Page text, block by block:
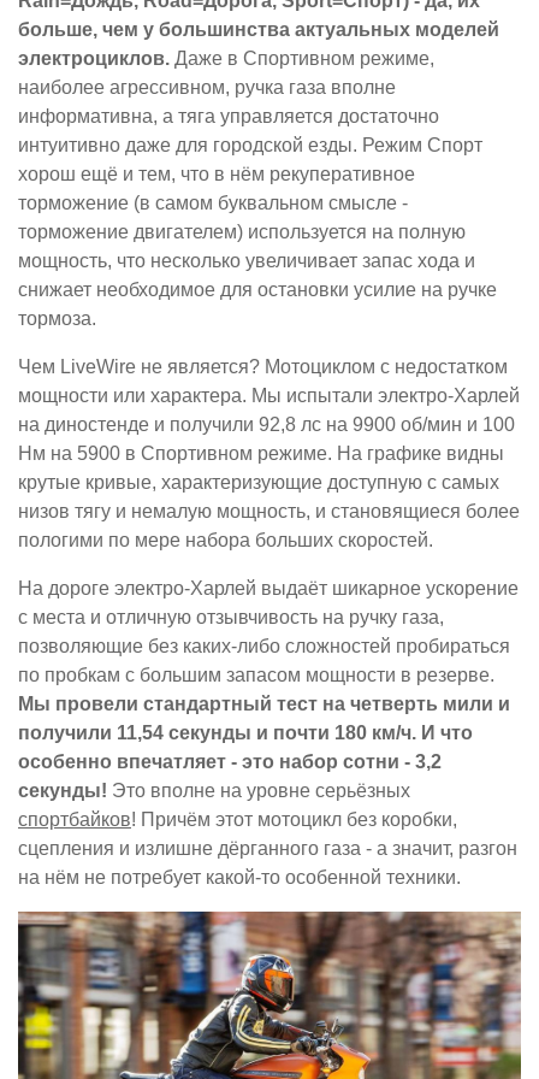
больше, чем у большинства актуальных моделей
электроциклов. Даже в Спортивном режиме,
наиболее агрессивном, ручка газа вполне
информативна, а тяга управляется достаточно
интуитивно даже для городской езды. Режим Спорт
хорош ещё и тем, что в нём рекуперативное
торможение (в самом буквальном смысле -
торможение двигателем) используется на полную
мощность, что несколько увеличивает запас хода и
снижает необходимое для остановки усилие на ручке
тормоза.
Чем LiveWire не является? Мотоциклом с недостатком
мощности или характера. Мы испытали электро-Харлей
на диностенде и получили 92,8 лс на 9900 об/мин и 100
Нм на 5900 в Спортивном режиме. На графике видны
крутые кривые, характеризующие доступную с самых
низов тягу и немалую мощность, и становящиеся более
пологими по мере набора больших скоростей.
На дороге электро-Харлей выдаёт шикарное ускорение
с места и отличную отзывчивость на ручку газа,
позволяющие без каких-либо сложностей пробираться
по пробкам с большим запасом мощности в резерве.
Мы провели стандартный тест на четверть мили и
получили 11,54 секунды и почти 180 км/ч. И что
особенно впечатляет - это набор сотни - 3,2
секунды! Это вполне на уровне серьёзных
спортбайков! Причём этот мотоцикл без коробки,
сцепления и излишне дёрганного газа - а значит, разгон
на нём не потребует какой-то особенной техники.